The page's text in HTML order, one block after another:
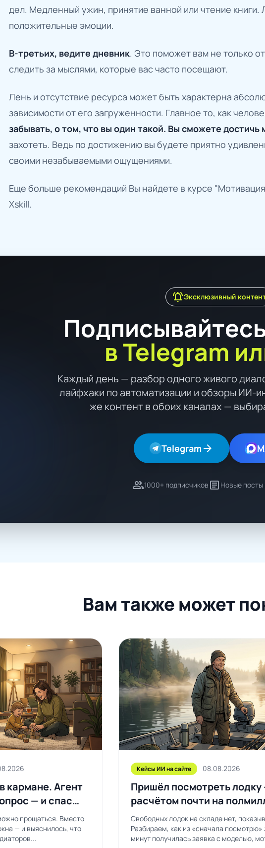
дел. Медленный ужин, принятие ванной или чтение
положительные эмоции.
В-третьих, ведите дневник. Это поможет вам не только
следить за мыслями, которые вас часто посещают.
Лень и отсутствие ресурса может быть характерна
зависимости от его загруженности. Главное то, как
забывать, о том, что вы один такой. Вы сможете достичь
захотеть. Ведь по достижению вы будете приятно
своими незабываемыми ощущениями.
Еще больше рекомендаций Вы найдете в курсе
Xskill.
notifications_activeЭксклюзивный
в Telegram
Каждый день — разбор одного живого
лайфхаки по автоматизации и обзоры ИИ-
же контент в обоих каналах —
Telegramarrow_forward
group1000+ подписчиков article Новые посты
Вам также может
кармане. Агент
— и спас
прощаться. Вместо
— и выяснилось, что
Кейсы ИИ на сайте 08.08.2026
Пришёл посмотреть лодку
расчётом почти на
Свободных лодок на складе нет,
Разбираем, как из «сначала посмотрю»
минут получилась заявка с моделью,